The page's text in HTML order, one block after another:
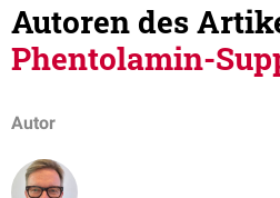
Autoren des
Phentolamin-
Autor